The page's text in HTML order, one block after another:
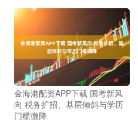
金海港配资APP下载 国考新风
向 税务扩招、基层倾斜与学历
门槛微降